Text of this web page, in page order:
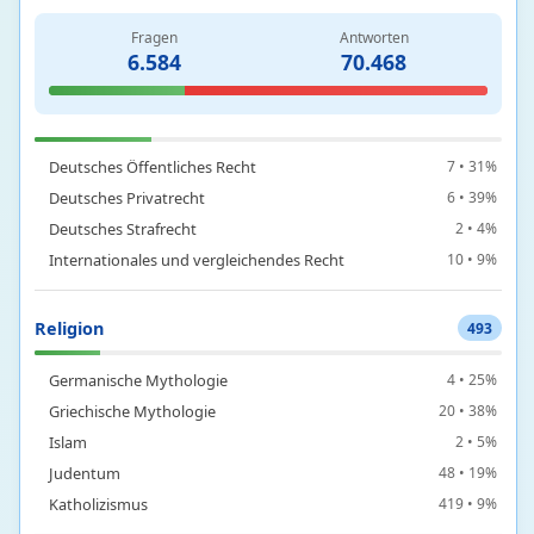
Fragen
6.584
Antworten
70.468
Forschung und Methoden der Psychologie 9 • 21%
Grundlagen und Theorien der Psychologie
Recht 25
Deutsches Öffentliches Recht 7 • 31%
Deutsches Privatrecht 6 • 39%
Deutsches Strafrecht 2 • 4%
Internationales und vergleichendes Recht 10 • 9%
Religion 493
Germanische Mythologie 4 • 25%
Griechische Mythologie 20 • 38%
Islam 2 • 5%
Judentum 48 • 19%
Katholizismus 419 • 9%